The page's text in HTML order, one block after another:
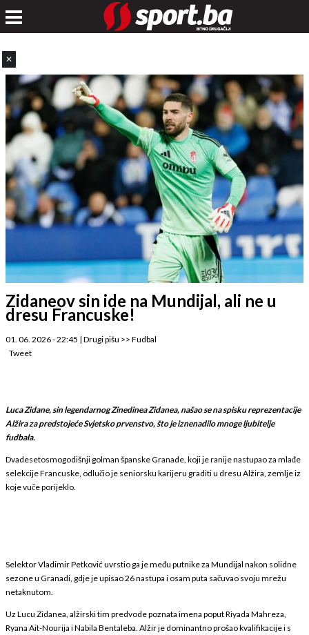
✕
Zidaneov sin ide na Mundijal, ali ne u
dresu Francuske!
01. 06. 2026 - 22:45 | Drugi pišu >> Fudbal
Tweet
Luca Zidane, sin legendarnog Zinedinea Zidanea, našao se na spisku reprezentacije
Alžira za predstojeće Svjetsko prvenstvo, što je iznenadilo mnoge ljubitelje
fudbala.
Dvadesetosmogodišnji golman španske Granade, koji je ranije nastupao za mlađe
selekcije Francuske, odlučio je seniorsku karijeru graditi u dresu Alžira, zemlje iz
koje vuče porijeklo.
Selektor Vladimir Petković uvrstio ga je među putnike za Mundijal nakon solidne
sezone u Granadi, gdje je upisao 26 nastupa i osam puta sačuvao svoju mrežu
netaknutom.
Uz Lucu Zidanea, alžirski tim predvode poznata imena poput Riyada Mahreza,
Ryana Ait-Nourija i Nabila Bentaleba. Alžir je dominantno prošao kvalifikacije i s